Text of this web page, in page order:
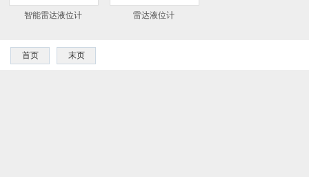
智能雷达液位计 雷达液位计
首页 末页